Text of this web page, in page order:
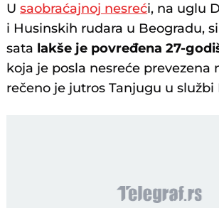
Usaobraćajnoj nesreći, na uglu
i Husinskih rudara u Beogradu,
sata lakše je povređena 27-
koja je posla nesreće prevezena
rečeno je jutros Tanjugu u